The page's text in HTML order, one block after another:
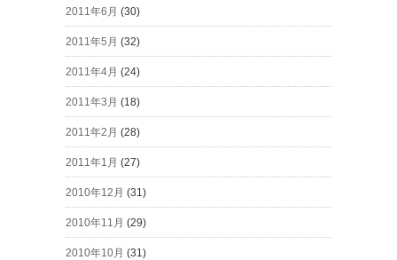
2011年6月 (30)
2011年5月 (32)
2011年4月 (24)
2011年3月 (18)
2011年2月 (28)
2011年1月 (27)
2010年12月 (31)
2010年11月 (29)
2010年10月 (31)